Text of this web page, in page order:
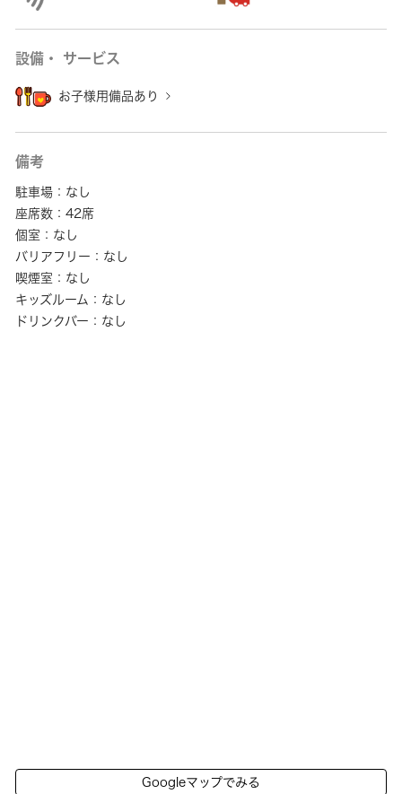
設備・ サービス
お子様用備品あり
備考
駐車場：なし
座席数：42席
個室：なし
バリアフリー：なし
喫煙室：なし
キッズルーム：なし
ドリンクバー：なし
Googleマップでみる